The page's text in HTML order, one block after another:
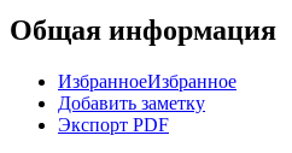
Общая информация
ИзбранноеИзбранное
Добавить заметку
Экспорт PDF